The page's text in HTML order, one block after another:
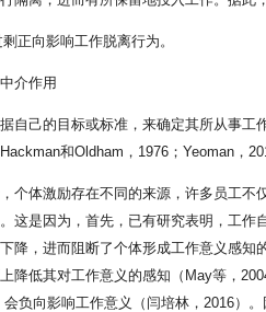
正向影响工作脱离行为。
介作用
自己的目标或标准，来确定其所从事
和Oldham，1976；Yeoman，
个体激励存在不同的来源，许多员工
这是因为，首先，已有研究表明，工
降，进而阻断了个体形成工作意义感
降低其对工作意义的感知（May等，
负向影响工作意义（闫培林，2016）